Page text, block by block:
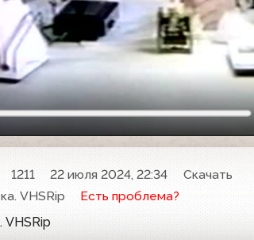
1211 22 июля 2024, 22:34
Скачать
VHSRip
Есть проблема?
VHSRip